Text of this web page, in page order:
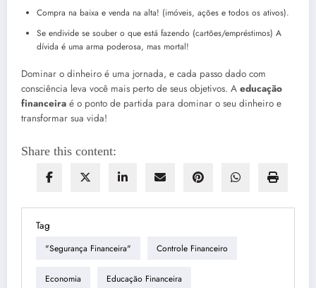
Compra na baixa e venda na alta! (imóveis, ações e todos os ativos).
Se endivide se souber o que está fazendo (cartões/empréstimos) A
dívida é uma arma poderosa, mas mortal!
Dominar o dinheiro é uma jornada, e cada passo dado com
consciência leva você mais perto de seus objetivos. A educação
financeira é o ponto de partida para dominar o seu dinheiro e
transformar sua vida!
Share this content:
Tag
"segurança Financeira" Controle Financeiro
Economia Educação Financeira